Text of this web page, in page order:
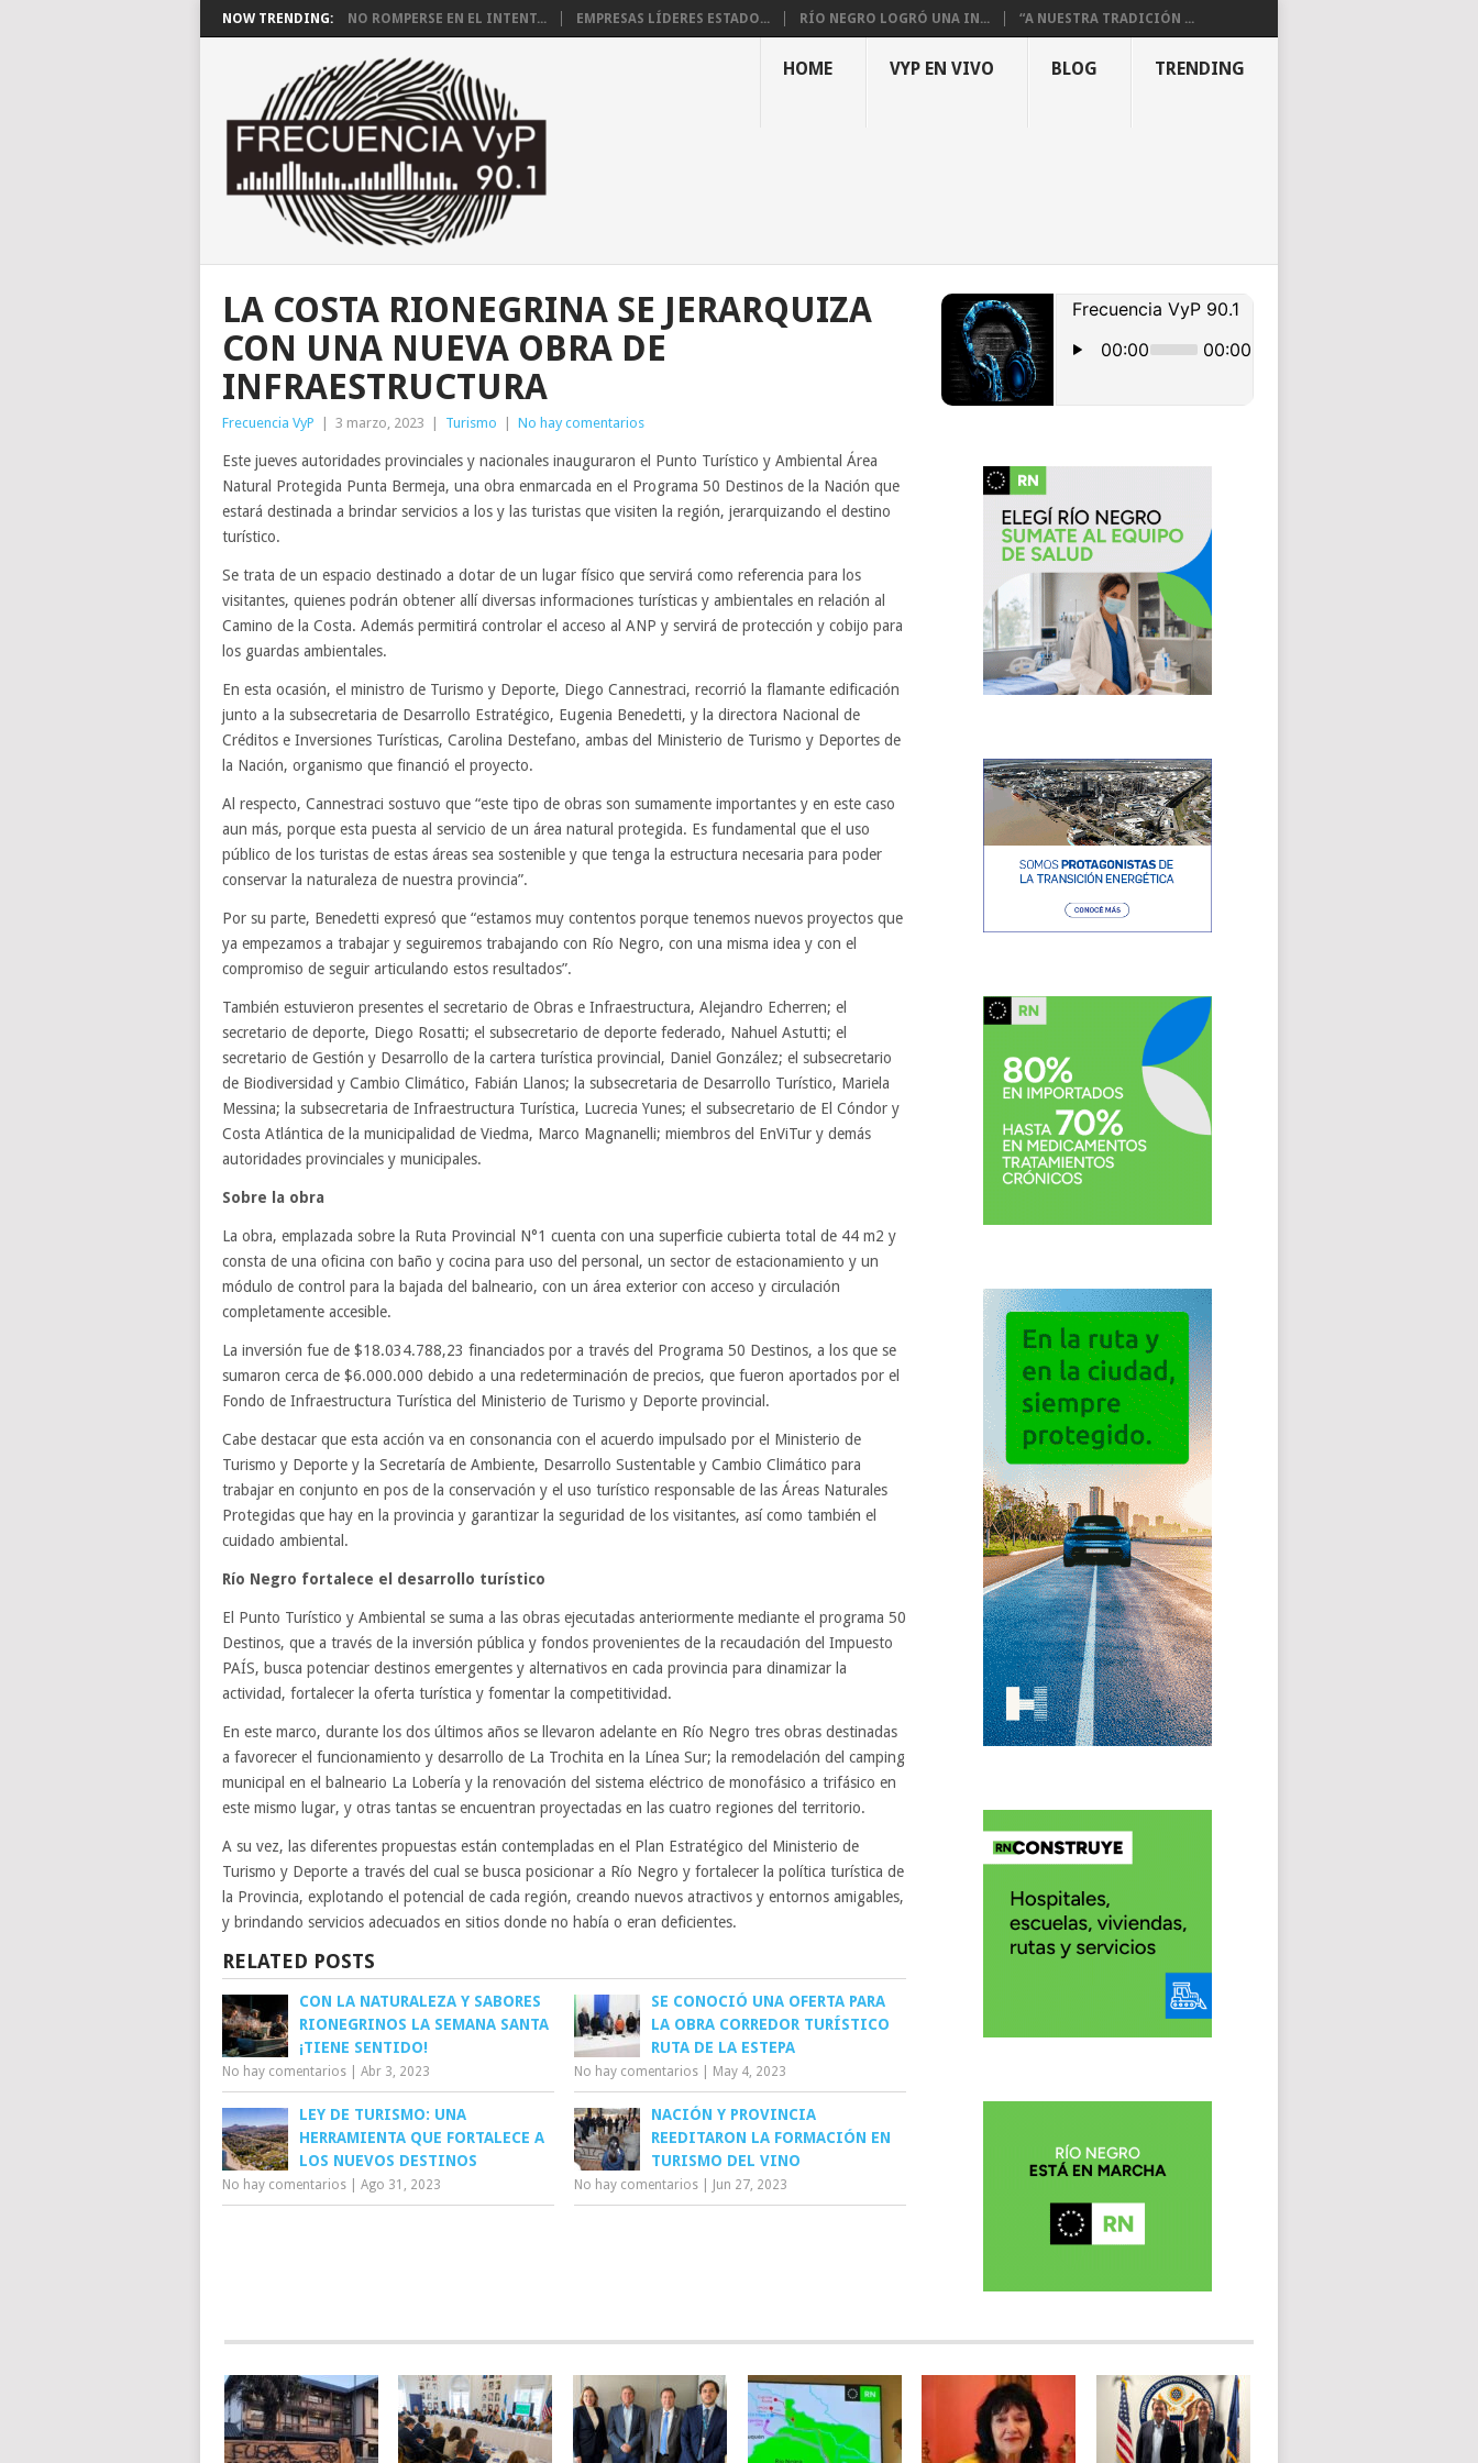
NOW TRENDING: NO ROMPERSE EN EL INTENT... EMPRESAS LÍDERES ESTADO... RÍO NEGRO LOGRÓ UNA IN... “A NUESTRA TRADICIÓN ...
HOME VYP EN VIVO BLOG TRENDING
LA COSTA RIONEGRINA SE JERARQUIZA
CON UNA NUEVA OBRA DE
INFRAESTRUCTURA
Frecuencia VyP 3 marzo, 2023 Turismo No hay comentarios
Este jueves autoridades provinciales y nacionales inauguraron el Punto Turístico y Ambiental Área
Natural Protegida Punta Bermeja, una obra enmarcada en el Programa 50 Destinos de la Nación que
estará destinada a brindar servicios a los y las turistas que visiten la región, jerarquizando el destino
turístico.
Se trata de un espacio destinado a dotar de un lugar físico que servirá como referencia para los
visitantes, quienes podrán obtener allí diversas informaciones turísticas y ambientales en relación al
Camino de la Costa. Además permitirá controlar el acceso al ANP y servirá de protección y cobijo para
los guardas ambientales.
En esta ocasión, el ministro de Turismo y Deporte, Diego Cannestraci, recorrió la flamante edificación
junto a la subsecretaria de Desarrollo Estratégico, Eugenia Benedetti, y la directora Nacional de
Créditos e Inversiones Turísticas, Carolina Destefano, ambas del Ministerio de Turismo y Deportes de
la Nación, organismo que financió el proyecto.
Al respecto, Cannestraci sostuvo que “este tipo de obras son sumamente importantes y en este caso
aun más, porque esta puesta al servicio de un área natural protegida. Es fundamental que el uso
público de los turistas de estas áreas sea sostenible y que tenga la estructura necesaria para poder
conservar la naturaleza de nuestra provincia”.
Por su parte, Benedetti expresó que “estamos muy contentos porque tenemos nuevos proyectos que
ya empezamos a trabajar y seguiremos trabajando con Río Negro, con una misma idea y con el
compromiso de seguir articulando estos resultados”.
También estuvieron presentes el secretario de Obras e Infraestructura, Alejandro Echerren; el
secretario de deporte, Diego Rosatti; el subsecretario de deporte federado, Nahuel Astutti; el
secretario de Gestión y Desarrollo de la cartera turística provincial, Daniel González; el subsecretario
de Biodiversidad y Cambio Climático, Fabián Llanos; la subsecretaria de Desarrollo Turístico, Mariela
Messina; la subsecretaria de Infraestructura Turística, Lucrecia Yunes; el subsecretario de El Cóndor y
Costa Atlántica de la municipalidad de Viedma, Marco Magnanelli; miembros del EnViTur y demás
autoridades provinciales y municipales.
Sobre la obra
La obra, emplazada sobre la Ruta Provincial N°1 cuenta con una superficie cubierta total de 44 m2 y
consta de una oficina con baño y cocina para uso del personal, un sector de estacionamiento y un
módulo de control para la bajada del balneario, con un área exterior con acceso y circulación
completamente accesible.
La inversión fue de $18.034.788,23 financiados por a través del Programa 50 Destinos, a los que se
sumaron cerca de $6.000.000 debido a una redeterminación de precios, que fueron aportados por el
Fondo de Infraestructura Turística del Ministerio de Turismo y Deporte provincial.
Cabe destacar que esta acción va en consonancia con el acuerdo impulsado por el Ministerio de
Turismo y Deporte y la Secretaría de Ambiente, Desarrollo Sustentable y Cambio Climático para
trabajar en conjunto en pos de la conservación y el uso turístico responsable de las Áreas Naturales
Protegidas que hay en la provincia y garantizar la seguridad de los visitantes, así como también el
cuidado ambiental.
Río Negro fortalece el desarrollo turístico
El Punto Turístico y Ambiental se suma a las obras ejecutadas anteriormente mediante el programa 50
Destinos, que a través de la inversión pública y fondos provenientes de la recaudación del Impuesto
PAÍS, busca potenciar destinos emergentes y alternativos en cada provincia para dinamizar la
actividad, fortalecer la oferta turística y fomentar la competitividad.
En este marco, durante los dos últimos años se llevaron adelante en Río Negro tres obras destinadas
a favorecer el funcionamiento y desarrollo de La Trochita en la Línea Sur; la remodelación del camping
municipal en el balneario La Lobería y la renovación del sistema eléctrico de monofásico a trifásico en
este mismo lugar, y otras tantas se encuentran proyectadas en las cuatro regiones del territorio.
A su vez, las diferentes propuestas están contempladas en el Plan Estratégico del Ministerio de
Turismo y Deporte a través del cual se busca posicionar a Río Negro y fortalecer la política turística de
la Provincia, explotando el potencial de cada región, creando nuevos atractivos y entornos amigables,
y brindando servicios adecuados en sitios donde no había o eran deficientes.
RELATED POSTS
CON LA NATURALEZA Y SABORES
RIONEGRINOS LA SEMANA SANTA
¡TIENE SENTIDO!
No hay comentarios Abr 3, 2023
SE CONOCIÓ UNA OFERTA PARA
LA OBRA CORREDOR TURÍSTICO
RUTA DE LA ESTEPA
No hay comentarios May 4, 2023
LEY DE TURISMO: UNA
HERRAMIENTA QUE FORTALECE A
LOS NUEVOS DESTINOS
No hay comentarios Ago 31, 2023
NACIÓN Y PROVINCIA
REEDITARON LA FORMACIÓN EN
TURISMO DEL VINO
No hay comentarios Jun 27, 2023